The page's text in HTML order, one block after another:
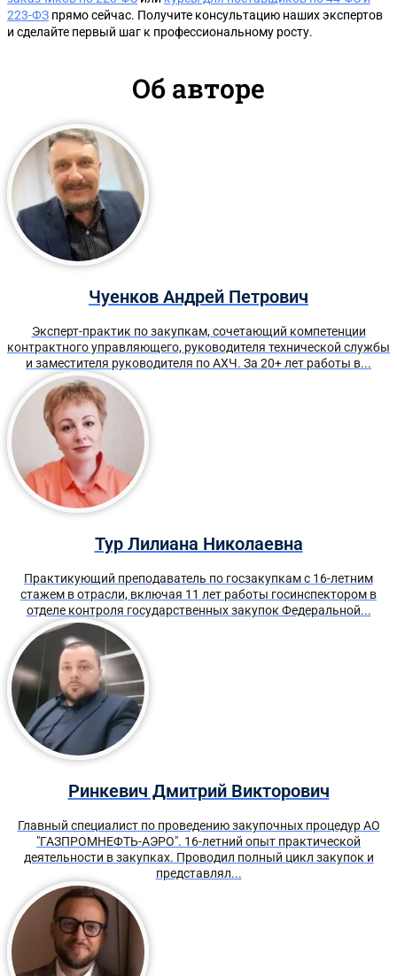
223-ФЗ прямо сейчас. Получите консультацию наших экспертов
и сделайте первый шаг к профессиональному росту.
Об авторе
Чуенков Андрей Петрович
Эксперт-практик по закупкам, сочетающий компетенции
контрактного управляющего, руководителя технической службы
и заместителя руководителя по АХЧ. За 20+ лет работы в...
Тур Лилиана Николаевна
Практикующий преподаватель по госзакупкам с 16-летним
стажем в отрасли, включая 11 лет работы госинспектором в
отделе контроля государственных закупок Федеральной...
Ринкевич Дмитрий Викторович
Главный специалист по проведению закупочных процедур АО
"ГАЗПРОМНЕФТЬ-АЭРО". 16-летний опыт практической
деятельности в закупках. Проводил полный цикл закупок и
представлял...